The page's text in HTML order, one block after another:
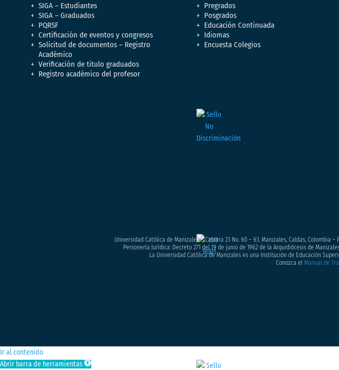
SIGA – Estudiantes
SIGA – Graduados
PQRSF
Certificación de eventos y congresos
Solicitud de documentos – Registro
Académico
Verificación de titulo graduados
Registro académico del profesor
Pregrados
Posgrados
Educación Continuada
Idiomas
Encuesta Colegios
Universidad Católica de Manizales – Carrera 23 No. 60 – 63. Manizales, Caldas, Colombia –
Personería Jurídica: Decreto 271 del 19 de junio de 1962 de la Arquidiócesis de
La Universidad Católica de Manizales es una Institución de Educación
Conozca el Manual de
Ir al contenido
Abrir barra de herramientas